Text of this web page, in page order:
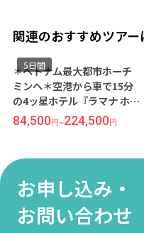
関連のおすすめツアー
＊ベトナム最大都市ホーチ
ミンへ＊空港から車で15分
の4ッ星ホテル『ラマナ ホテ
ル サイゴン」泊 ホーチミン
2泊5日間【羽田 深夜発/ベト
物20KG込み●
5日間
84,500円~224,500円
お申し込み・
お問い合わせ